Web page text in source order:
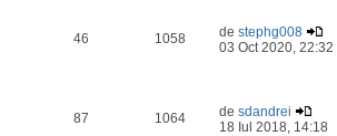
46 1058 destephg008
03 Oct 2020, 22:32
87 1064 desdandrei
18 Iul 2018, 14:18